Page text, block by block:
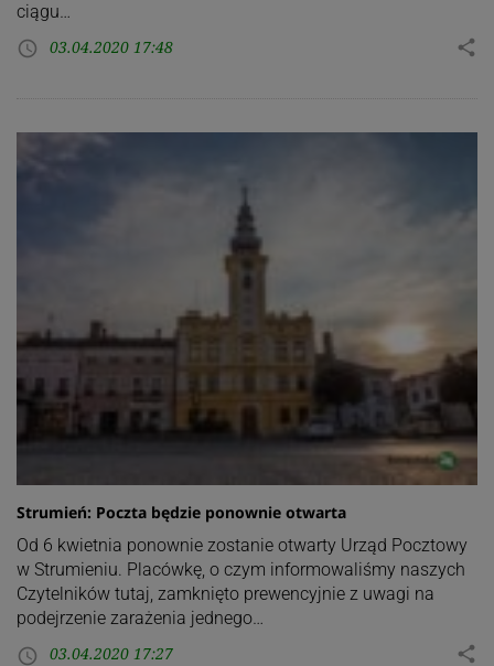
ciągu…
access_time 03.04.2020 17:48 share
Strumień: Poczta będzie ponownie otwarta
Od 6 kwietnia ponownie zostanie otwarty Urząd Pocztowy
w Strumieniu. Placówkę, o czym informowaliśmy naszych
Czytelników tutaj, zamknięto prewencyjnie z uwagi na
podejrzenie zarażenia jednego…
access_time 03.04.2020 17:27 share